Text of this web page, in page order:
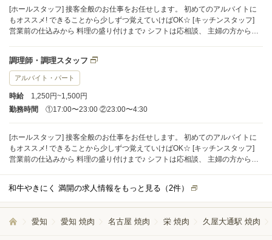
[ホールスタッフ] 接客全般のお仕事をお任せします。 初めてのアルバイトに
もオススメ! できることから少しずつ覚えていけばOK☆ [キッチンスタッフ]
営業前の仕込みから 料理の盛り付けまで♪ シフトは応相談、 主婦の方から学
調理師・調理スタッフ
アルバイト・パート
時給
1,250円~1,500円
勤務時間
①17:00〜23:00 ②23:00〜4:30
[ホールスタッフ] 接客全般のお仕事をお任せします。 初めてのアルバイトに
もオススメ! できることから少しずつ覚えていけばOK☆ [キッチンスタッフ]
営業前の仕込みから 料理の盛り付けまで♪ シフトは応相談、 主婦の方から学
和牛やきにく 満開の求人情報をもっと見る（2件）
愛知 愛知 焼肉 名古屋 焼肉 栄 焼肉 久屋大通駅 焼肉